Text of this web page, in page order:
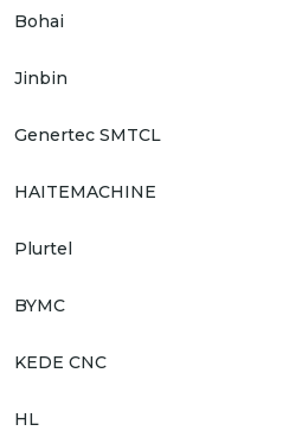
Bohai
Jinbin
Genertec SMTCL
HAITEMACHINE
Plurtel
BYMC
KEDE CNC
HL